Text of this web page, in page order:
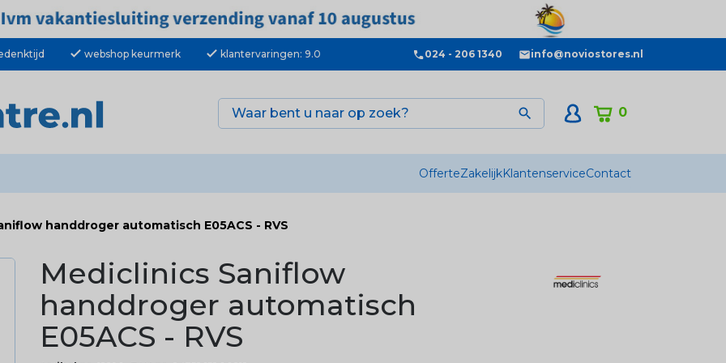
check webshop keurmerk check klantervaringen: 9.0 024 - 206 1340 info@noviostores.nl
0

OfferteZakelijkKlantenserviceContact
handdroger automatisch E05ACS - RVS
Mediclinics Saniflow
handdroger automatisch
E05ACS - RVS